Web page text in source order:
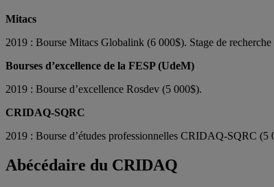
Mitacs
2019 : Bourse Mitacs Globalink (6 000$). Stage de
Bourses d’excellence de la FESP (UdeM)
2019 : Bourse d’excellence Rosdev (5 000$).
CRIDAQ-SQRC
2019 : Bourse d’études professionnelles CRIDAQ-SQRC (5
Abécédaire du CRIDAQ